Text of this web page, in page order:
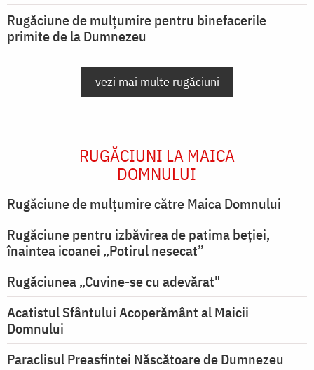
Rugăciune de mulțumire pentru binefacerile
primite de la Dumnezeu
vezi mai multe rugăciuni
RUGĂCIUNI LA MAICA
DOMNULUI
Rugăciune de mulţumire către Maica Domnului
Rugăciune pentru izbăvirea de patima beției,
înaintea icoanei „Potirul nesecat”
Rugăciunea „Cuvine-se cu adevărat"
Acatistul Sfântului Acoperământ al Maicii
Domnului
Paraclisul Preasfintei Născătoare de Dumnezeu